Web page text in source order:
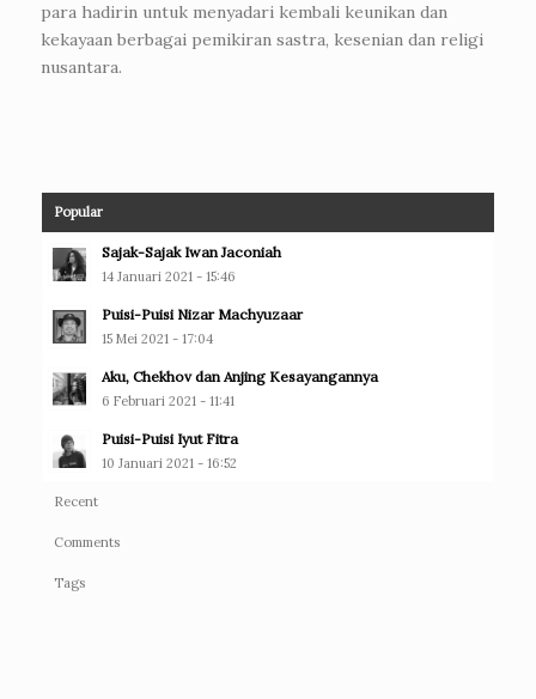
para hadirin untuk menyadari kembali keunikan dan
kekayaan berbagai pemikiran sastra, kesenian dan religi
nusantara.
Popular
Sajak-Sajak Iwan Jaconiah
14 Januari 2021 - 15:46
Puisi-Puisi Nizar Machyuzaar
15 Mei 2021 - 17:04
Aku, Chekhov dan Anjing Kesayangannya
6 Februari 2021 - 11:41
Puisi-Puisi Iyut Fitra
10 Januari 2021 - 16:52
Recent
Comments
Tags